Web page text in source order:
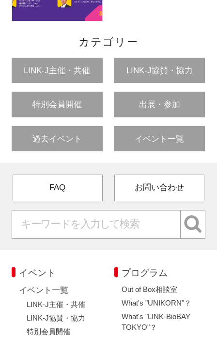
カテゴリー
LINK-J主催・共催 LINK-J協賛・協力
特別会員開催 出展・参加
過去イベント イベント一覧
FAQ お問い合わせ
イベント
イベント一覧
LINK-J主催・共催
LINK-J協賛・協力
特別会員開催
プログラム
Out of Box相談室
What's "UNIKORN"？
What's "LINK-BioBAY
TOKYO"？